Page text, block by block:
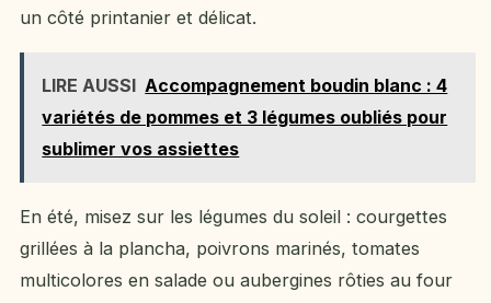
un côté printanier et délicat.
LIRE AUSSI Accompagnement boudin blanc : 4
variétés de pommes et 3 légumes oubliés pour
sublimer vos assiettes
En été, misez sur les légumes du soleil : courgettes
grillées à la plancha, poivrons marinés, tomates
multicolores en salade ou aubergines rôties au four